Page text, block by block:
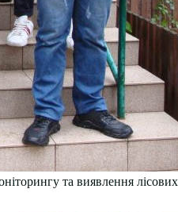
та виявлення